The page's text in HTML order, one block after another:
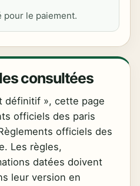
le paiement.
consultées
définitif », cette page
officiels des paris
officiels des
Les règles,
datées doivent
leur version en